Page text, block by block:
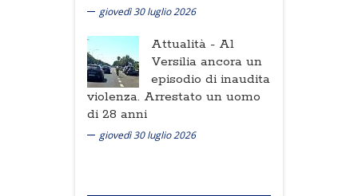
giovedì 30 luglio 2026
Attualità - Al
Versilia ancora un
episodio di inaudita
violenza. Arrestato un uomo
di 28 anni
giovedì 30 luglio 2026